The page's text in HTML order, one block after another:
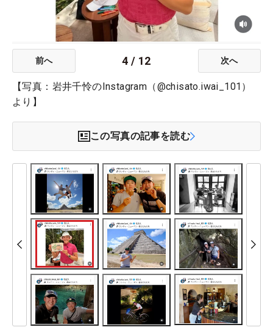
前へ 4 / 12 次へ
【写真：岩井千怜のInstagram（@chisato.iwai_101）
より】
この写真の記事を読む